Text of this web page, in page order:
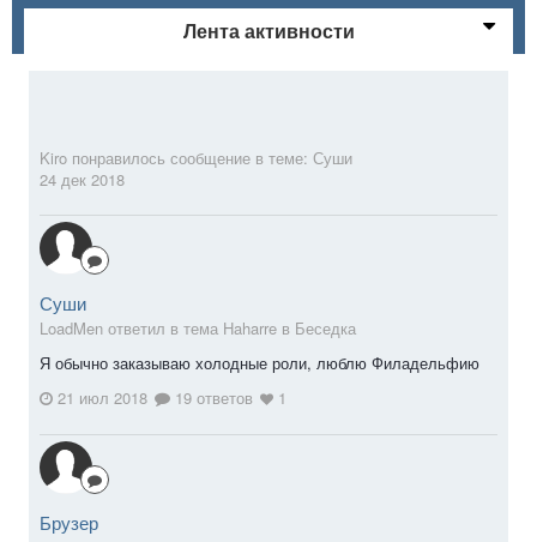
Лента активности
Kiro понравилось сообщение в теме: Суши
24 дек 2018
Суши
LoadMen ответил в тема Haharre в Беседка
Я обычно заказываю холодные роли, люблю Филадельфию
21 июл 2018
19 ответов 1
Брузер